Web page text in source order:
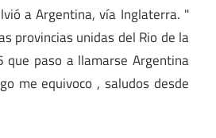
a Argentina, vía Inglaterra. "
provincias unidas del Rio de la
paso a llamarse Argentina
me equivoco , saludos desde